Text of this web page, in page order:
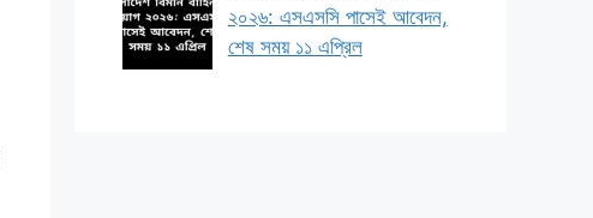
২০২৬: এসএসসি পাসেই আবেদন,
শেষ সময় ১১ এপ্রিল